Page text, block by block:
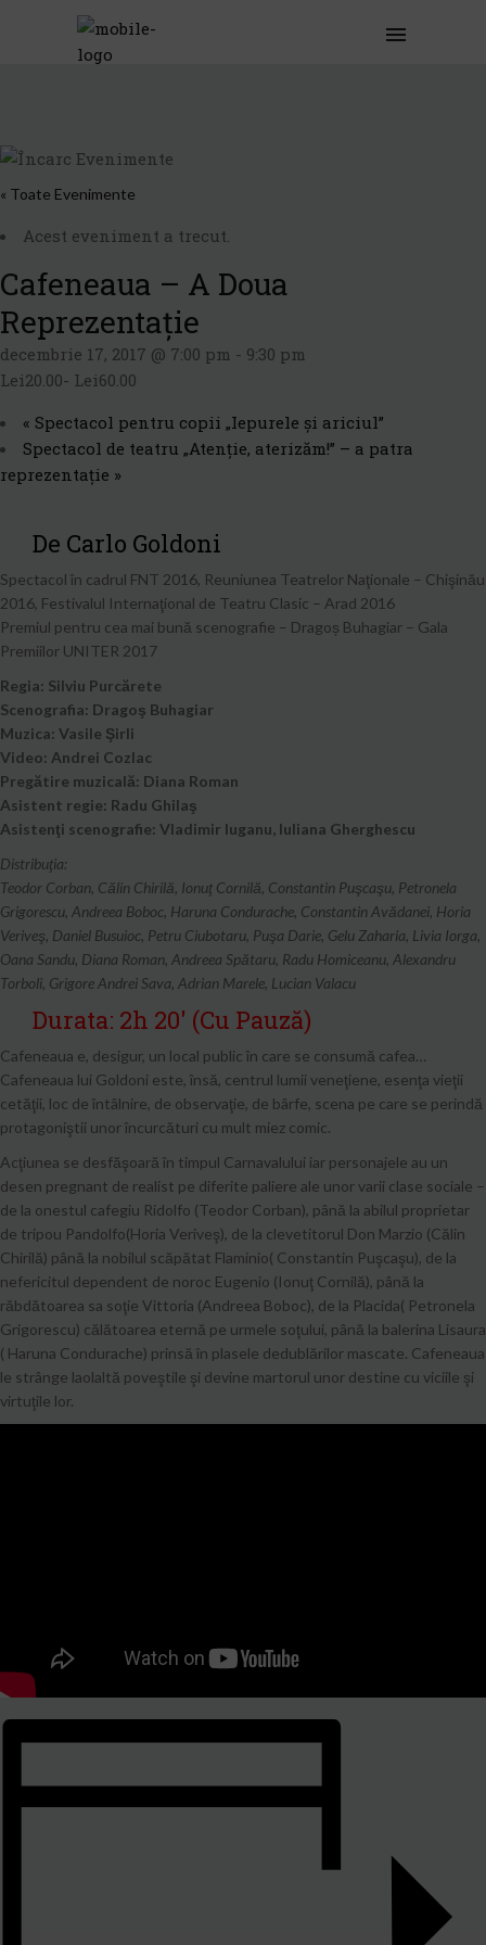
« Toate Evenimente
Acest eveniment a trecut.
Cafeneaua – A Doua
Reprezentație
decembrie 17, 2017 @ 7:00 pm - 9:30 pm
Lei20.00- Lei60.00
« Spectacol pentru copii „Iepurele și ariciul”
Spectacol de teatru „Atenție, aterizăm!” – a patra
reprezentație »
De Carlo Goldoni
Spectacol în cadrul FNT 2016, Reuniunea Teatrelor Naţionale – Chişinău
2016, Festivalul Internaţional de Teatru Clasic – Arad 2016
Premiul pentru cea mai bună scenografie – Dragoș Buhagiar – Gala
Premiilor UNITER 2017
Regia: Silviu Purcărete
Scenografia: Dragoş Buhagiar
Muzica: Vasile Şirli
Video: Andrei Cozlac
Pregătire muzicală: Diana Roman
Asistent regie: Radu Ghilaş
Asistenţi scenografie: Vladimir Iuganu, Iuliana Gherghescu
Distribuţia:
Teodor Corban, Călin Chirilă, Ionuţ Cornilă, Constantin Puşcaşu, Petronela
Grigorescu, Andreea Boboc, Haruna Condurache, Constantin Avădanei, Horia
Veriveş, Daniel Busuioc, Petru Ciubotaru, Puşa Darie, Gelu Zaharia, Livia Iorga,
Oana Sandu, Diana Roman, Andreea Spătaru, Radu Homiceanu, Alexandru
Torboli, Grigore Andrei Sava, Adrian Marele, Lucian Valacu
Durata: 2h 20′ (cu Pauză)
Cafeneaua e, desigur, un local public în care se consumă cafea…
Cafeneaua lui Goldoni este, însă, centrul lumii veneţiene, esenţa vieţii
cetăţii, loc de întâlnire, de observaţie, de bârfe, scena pe care se perindă
protagoniştii unor încurcături cu mult miez comic.
Acţiunea se desfăşoară în timpul Carnavalului iar personajele au un
desen pregnant de realist pe diferite paliere ale unor varii clase sociale –
de la onestul cafegiu Ridolfo (Teodor Corban), până la abilul proprietar
de tripou Pandolfo(Horia Veriveş), de la clevetitorul Don Marzio (Călin
Chirilă) până la nobilul scăpătat Flaminio( Constantin Puşcaşu), de la
nefericitul dependent de noroc Eugenio (Ionuţ Cornilă), până la
răbdătoarea sa soţie Vittoria (Andreea Boboc), de la Placida( Petronela
Grigorescu) călătoarea eternă pe urmele soţului, până la balerina Lisaura
( Haruna Condurache) prinsă în plasele dedublărilor mascate. Cafeneaua
le strânge laolaltă poveştile şi devine martorul unor destine cu viciile şi
virtuţile lor.